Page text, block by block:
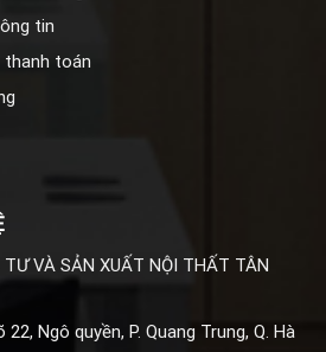
tin
thanh toán
VÀ SẢN XUẤT NỘI THẤT TÂN
22, Ngô quyền, P. Quang Trung, Q. Hà